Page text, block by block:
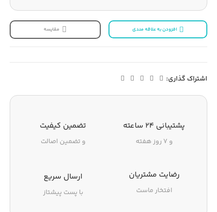
افزودن به علاقه مندی مقایسه
اشتراک گذاری:
پشتیبانی ۲۴ ساعته
و ۷ روز هفته
تضمین کیفیت
و تضمین اصالت
رضایت مشتریان
افتخار ماست
ارسال سریع
با پست پیشتاز